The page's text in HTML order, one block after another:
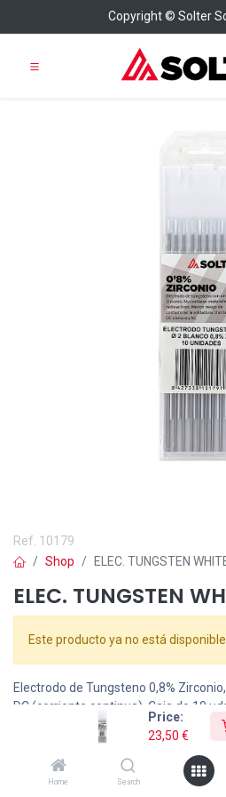
Price:
23,50 €
Home Search
Copyright © Solter
Ref. 10179
Shop
ELEC. TUNGSTEN
ELEC. TUNGSTEN
Este producto ya no está disponible.
Electrodo de Tungsteno 0,8%
DC (corriente continua). Caja de 10